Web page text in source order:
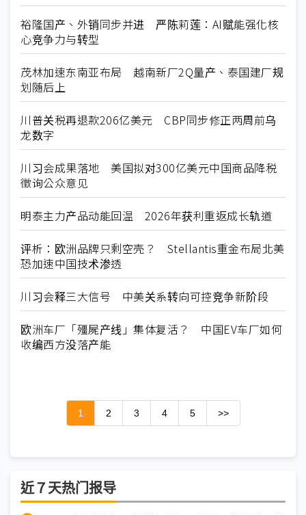
裕隆国产、外销同步并进 严陈莉莲：AI赋能强化核
心竞争力与转型
茂林加速东南亚布局 越南新厂2Q量产、泰国建厂规
划随后上
川普关税再退款206亿美元 CBP同步修正两周前乌
龙数字
川习会成果落地 美国拟对300亿美元中国商品降税
徵询公众意见
明泰主力产品动能回温 2026年获利重返成长轨道
评析：欧洲品牌只剩空壳？ Stellantis重金布局北美
恐加速中国技术渗透
川习会释三大信号 中美关系转向可控竞争新阶段
欧洲车厂「殭屍产线」集体复活？ 中国EV车厂如何
收编西方没落产能
1 2 3 4 5 >>
近７天热门报导